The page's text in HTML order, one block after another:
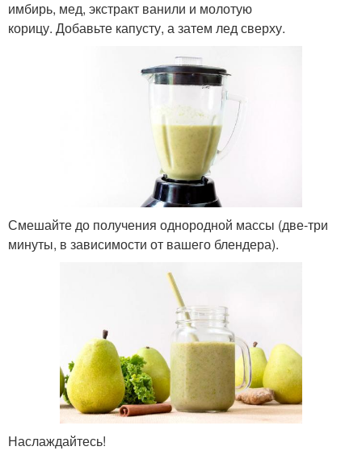
имбирь, мед, экстракт ванили и молотую
корицу. Добавьте капусту, а затем лед сверху.
Смешайте до получения однородной массы (две-три
минуты, в зависимости от вашего блендера).
Наслаждайтесь!